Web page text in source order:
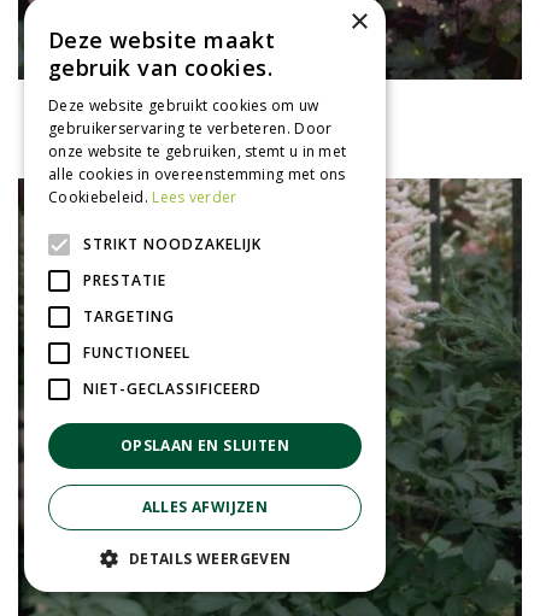
Spirea
Astilbe chinensis 'Serenade'
×
Deze website maakt
gebruik van cookies.
Deze website gebruikt cookies om uw
gebruikerservaring te verbeteren. Door
onze website te gebruiken, stemt u in met
alle cookies in overeenstemming met ons
Cookiebeleid. Lees verder
STRIKT NOODZAKELIJK
PRESTATIE
TARGETING
FUNCTIONEEL
NIET-GECLASSIFICEERD
OPSLAAN EN SLUITEN
ALLES AFWIJZEN
DETAILS WEERGEVEN